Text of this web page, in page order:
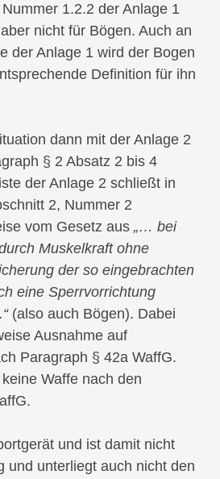
1.2.2 der Anlage 1
nicht für Bögen. Auch an
der Anlage 1 wird der Bogen
Definition für ihn
dann mit der Anlage 2
§ 2 Absatz 2 bis 4
der Anlage 2 schließt in
2, Nummer 2
vom Gesetz aus „… bei
Muskelkraft ohne
der so eingebrachten
eine Sperrvorrichtung
(also auch Bögen). Dabei
Ausnahme auf
Paragraph § 42a WaffG.
Waffe nach den
und ist damit nicht
und unterliegt auch nicht den